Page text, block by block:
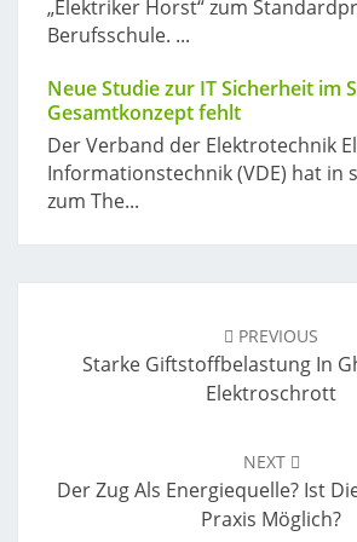
„Elektriker Horst“ zum
Berufsschule. ...
Neue Studie zur IT Sicherheit im
Gesamtkonzept fehlt
Der Verband der Elektrotechnik
Informationstechnik (VDE) hat in
zum The...
PREVIOUS
Starke Giftstoffbelastung In
Elektroschrott
NEXT
Der Zug Als Energiequelle? Ist
Praxis Möglich?